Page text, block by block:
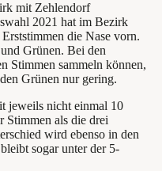
mit Zehlendorf
2021 hat im Bezirk
die Nase vorn.
Grünen. Bei den
Stimmen sammeln können,
Grünen nur gering.
jeweils nicht einmal 10
Stimmen als die drei
wird ebenso in den
sogar unter der 5-